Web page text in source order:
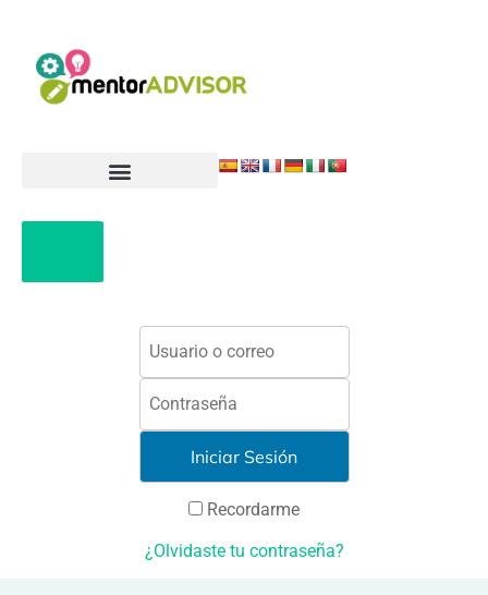
Recordarme
¿Olvidaste tu contraseña?